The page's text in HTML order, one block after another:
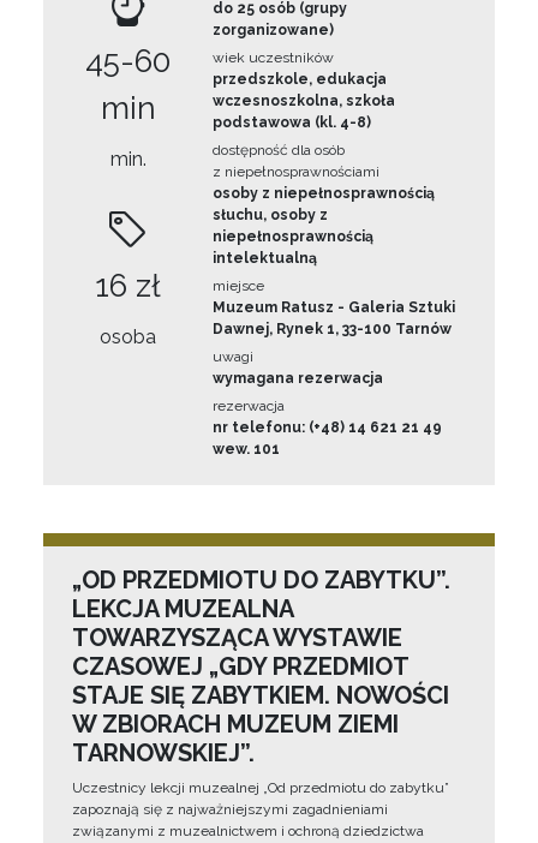
45-60
min
min.
16 zł
osoba
do 25 osób (grupy
zorganizowane)
wiek uczestników
przedszkole, edukacja
wczesnoszkolna, szkoła
podstawowa (kl. 4-8)
dostępność dla osób
z niepełnosprawnościami
osoby z niepełnosprawnością
słuchu, osoby z
niepełnosprawnością
intelektualną
miejsce
Muzeum Ratusz - Galeria Sztuki
Dawnej, Rynek 1, 33-100 Tarnów
uwagi
wymagana rezerwacja
rezerwacja
nr telefonu: (+48) 14 621 21 49
wew. 101
„OD PRZEDMIOTU DO ZABYTKU”.
LEKCJA MUZEALNA
TOWARZYSZĄCA WYSTAWIE
CZASOWEJ „GDY PRZEDMIOT
STAJE SIĘ ZABYTKIEM. NOWOŚCI
W ZBIORACH MUZEUM ZIEMI
TARNOWSKIEJ”.
Uczestnicy lekcji muzealnej „Od przedmiotu do zabytku”
zapoznają się z najważniejszymi zagadnieniami
związanymi z muzealnictwem i ochroną dziedzictwa